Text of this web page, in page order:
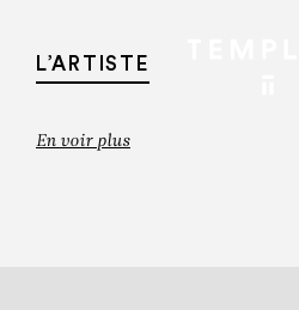
L’ARTISTE
En voir plus